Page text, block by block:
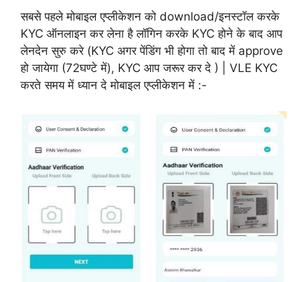
सबसे पहले मोबाइल एप्लीकेशन को download/इनस्टॉल करके
KYC ऑनलाइन कर लेना है लॉगिन करके KYC होने के बाद आप
लेनदेन सुरु करे (KYC अगर पेंडिंग भी होगा तो बाद में approve
हो जायेगा (72घण्टे में), KYC आप जरूर कर दे ) | VLE KYC
करते समय में ध्यान दे मोबाइल एप्लीकेशन में :-